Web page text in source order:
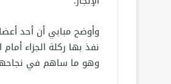
وأوضح مبابي أن أحد
نفذ بها ركلة الجزاء
وهو ما ساهم في